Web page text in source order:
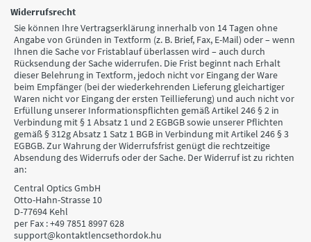
Widerrufsrecht
Sie können Ihre Vertragserklärung innerhalb von 14 Tagen ohne
Angabe von Gründen in Textform (z. B. Brief, Fax, E-Mail) oder – wenn
Ihnen die Sache vor Fristablauf überlassen wird – auch durch
Rücksendung der Sache widerrufen. Die Frist beginnt nach Erhalt
dieser Belehrung in Textform, jedoch nicht vor Eingang der Ware
beim Empfänger (bei der wiederkehrenden Lieferung gleichartiger
Waren nicht vor Eingang der ersten Teillieferung) und auch nicht vor
Erfüllung unserer Informationspflichten gemäß Artikel 246 § 2 in
Verbindung mit § 1 Absatz 1 und 2 EGBGB sowie unserer Pflichten
gemäß § 312g Absatz 1 Satz 1 BGB in Verbindung mit Artikel 246 § 3
EGBGB. Zur Wahrung der Widerrufsfrist genügt die rechtzeitige
Absendung des Widerrufs oder der Sache. Der Widerruf ist zu richten
an:
Central Optics GmbH
Otto-Hahn-Strasse 10
D-77694 Kehl
per Fax : +49 7851 8997 628
support@kontaktlencsethordok.hu